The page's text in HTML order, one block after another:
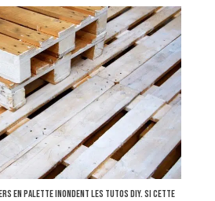
en palette inondent les tutos DIY. Si cette